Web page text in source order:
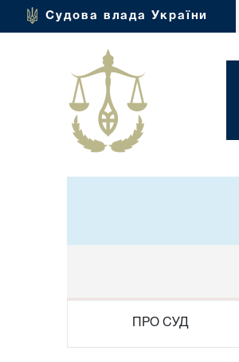
Судова влада України
ПРО СУД